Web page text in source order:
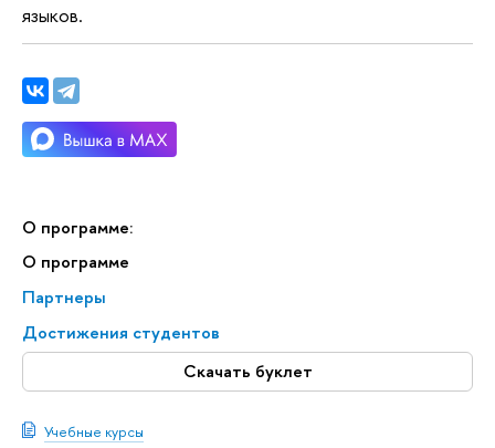
О программе:
О программе
Партнеры
Достижения студентов
Скачать буклет
Учебные курсы
языков.